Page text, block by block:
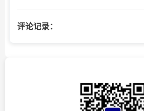
评论记录：